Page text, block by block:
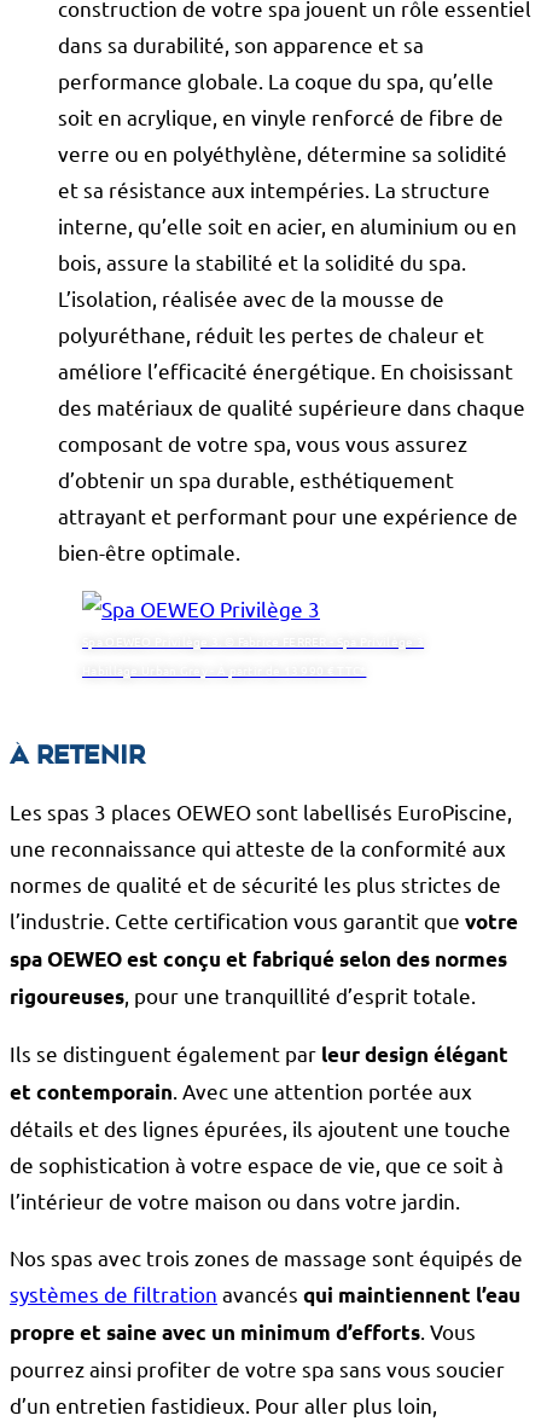
construction de votre spa jouent un rôle essentiel
dans sa durabilité, son apparence et sa
performance globale. La coque du spa, qu’elle
soit en acrylique, en vinyle renforcé de fibre de
verre ou en polyéthylène, détermine sa solidité
et sa résistance aux intempéries. La structure
interne, qu’elle soit en acier, en aluminium ou en
bois, assure la stabilité et la solidité du spa.
L’isolation, réalisée avec de la mousse de
polyuréthane, réduit les pertes de chaleur et
améliore l’efficacité énergétique. En choisissant
des matériaux de qualité supérieure dans chaque
composant de votre spa, vous vous assurez
d’obtenir un spa durable, esthétiquement
attrayant et performant pour une expérience de
bien-être optimale.
À retenir
Les spas 3 places OEWEO sont labellisés EuroPiscine,
une reconnaissance qui atteste de la conformité aux
normes de qualité et de sécurité les plus strictes de
l’industrie. Cette certification vous garantit que votre
spa OEWEO est conçu et fabriqué selon des normes
rigoureuses , pour une tranquillité d’esprit totale.
Ils se distinguent également par leur design élégant
et contemporain . Avec une attention portée aux
détails et des lignes épurées, ils ajoutent une touche
de sophistication à votre espace de vie, que ce soit à
l’intérieur de votre maison ou dans votre jardin.
Nos spas avec trois zones de massage sont équipés de
systèmes de filtration avancés qui maintiennent l’eau
propre et saine avec un minimum d’efforts . Vous
pourrez ainsi profiter de votre spa sans vous soucier
d’un entretien fastidieux. Pour aller plus loin,